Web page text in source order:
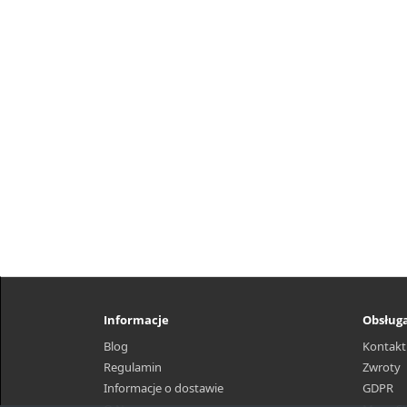
Informacje
Blog
Regulamin
Informacje o dostawie
Kontakt
Zwroty
GDPR